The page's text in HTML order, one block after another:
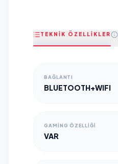
TEKNİK ÖZELLİKLER
BAĞLANTI
BLUETOOTH+WIFI
GAMING ÖZELLIĞI
VAR